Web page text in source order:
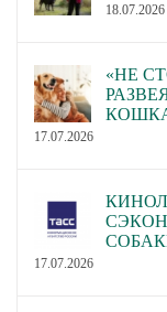
18.07.2026
«НЕ
17.07.2026
17.07.2026